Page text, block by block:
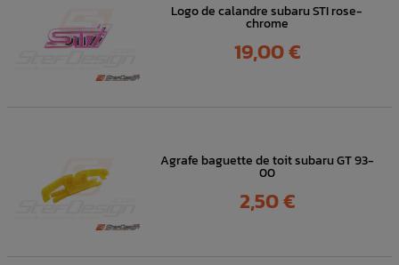
Logo de calandre subaru STI rose-
chrome
Prix
19,00 €
Agrafe baguette de toit subaru GT 93-
00
Prix
2,50 €